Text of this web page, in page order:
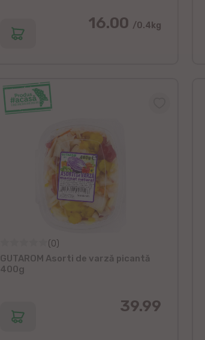
16.00 /0.4kg
(0)
GUTAROM Asorti de varză picantă
400g
39.99